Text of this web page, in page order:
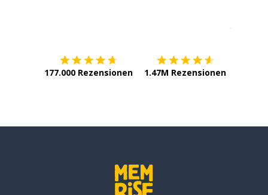
177.000 Rezensionen 1.47M Rezensionen